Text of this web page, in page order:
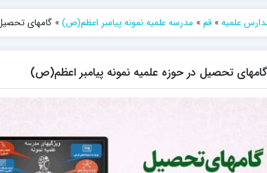
تهذیب استان آ.ش
حضرت ولی عصر عج بناب
صاحب الزمان عج مرند
مدرسه علمیه جعفریه
علمیه» قم» مدرسه علمیه نمونه پیامبر اعظم(ص)» گامهای
گامهای تحصیل در حوزه علمیه نمونه پیامبر اعظم(ص)